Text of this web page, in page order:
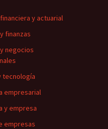
y actuarial
finanzas
negocios
tecnología
empresarial
y empresa
empresas